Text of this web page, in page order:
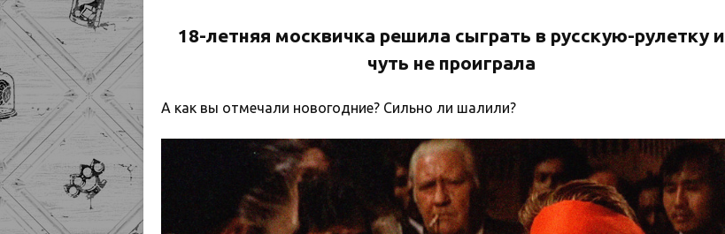
18-летняя москвичка решила сыграть в русскую-рулетку и
чуть не проиграла
А как вы отмечали новогодние? Сильно ли шалили?